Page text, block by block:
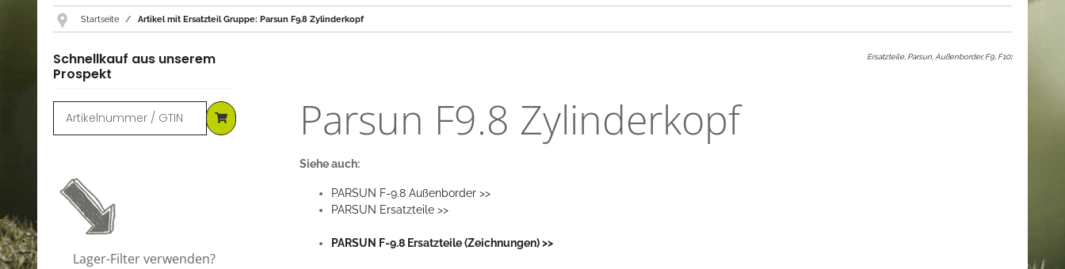
Startseite Artikel mit Ersatzteil Gruppe: Parsun F9.8 Zylinderkopf
Ersatzteile, Parsun, Außenborder, F9, F10:
Parsun F9.8 Zylinderkopf
Siehe auch:
PARSUN F-9.8 Außenborder >>
PARSUN Ersatzteile >>
PARSUN F-9.8 Ersatzteile (Zeichnungen) >>
Schnellkauf aus unserem
Prospekt
Lager-Filter verwenden?